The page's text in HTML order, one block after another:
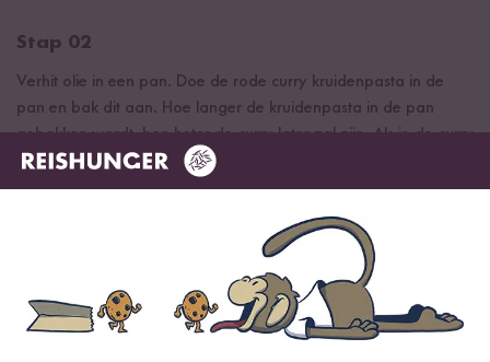
Stap 02
Verhit olie in een pan. Doe de rode curry kruidenpasta in de
pan en bak dit aan. Hoe langer de kruidenpasta in de pan
gebakken wordt, hoe heter de curry later zal zijn. Als je de curry
milder wilt, gebruik dan iets minder currypasta.
Voeg het vlees toe en roerbak. Voeg vervolgens de groenten,
de kokosmelk en een scheutje water toe en roer tot de
currypasta volledig is opgelost. Laat zachtjes sudderen tot de
groenten gaar zijn. Het vlees kan naar wens worden vervangen